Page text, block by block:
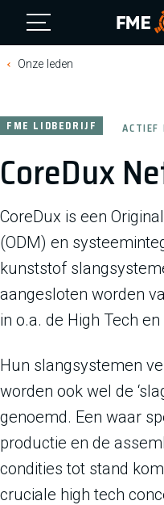
FME
Onze leden
CoreDux
FME LIDBEDRIJF ACTIEF
CoreDux is een
(ODM) en
kunststof
aangesloten worden
in o.a. de High Tech
Hun slangsystemen
worden ook wel de
genoemd. Een waar
productie en de
condities tot stand
cruciale high tech